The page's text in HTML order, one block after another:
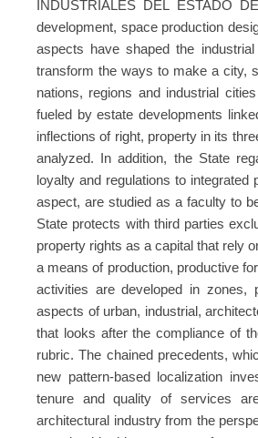
INDUSTRIALES DEL ESTADO
development, space production
aspects have shaped the
transform the ways to make a city,
nations, regions and industrial
fueled by estate developments
inflections of right, property in its
analyzed. In addition, the State
loyalty and regulations to
aspect, are studied as a faculty to
State protects with third parties
property rights as a capital that rely
a means of production, productive
activities are developed in
aspects of urban, industrial,
that looks after the compliance of
rubric. The chained precedents,
new pattern-based localization
tenure and quality of services
architectural industry from the